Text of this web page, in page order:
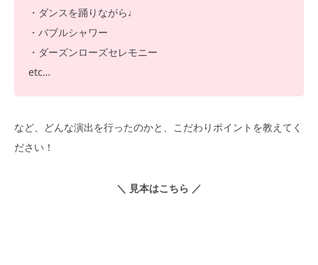
・ダンスを踊りながら♩
・バブルシャワー
・ダーズンローズセレモニー
etc…
など、どんな演出を行ったのかと、こだわりポイントを教えてく
ださい！
＼ 見本はこちら ／